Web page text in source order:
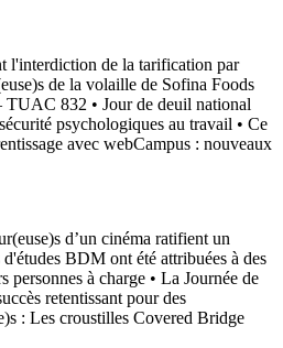
l'interdiction de la tarification par
de la volaille de Sofina Foods
TUAC 832 • Jour de deuil national
psychologiques au travail • Ce
avec webCampus : nouveaux
d’un cinéma ratifient un
BDM ont été attribuées à des
personnes à charge • La Journée de
retentissant pour des
: Les croustilles Covered Bridge